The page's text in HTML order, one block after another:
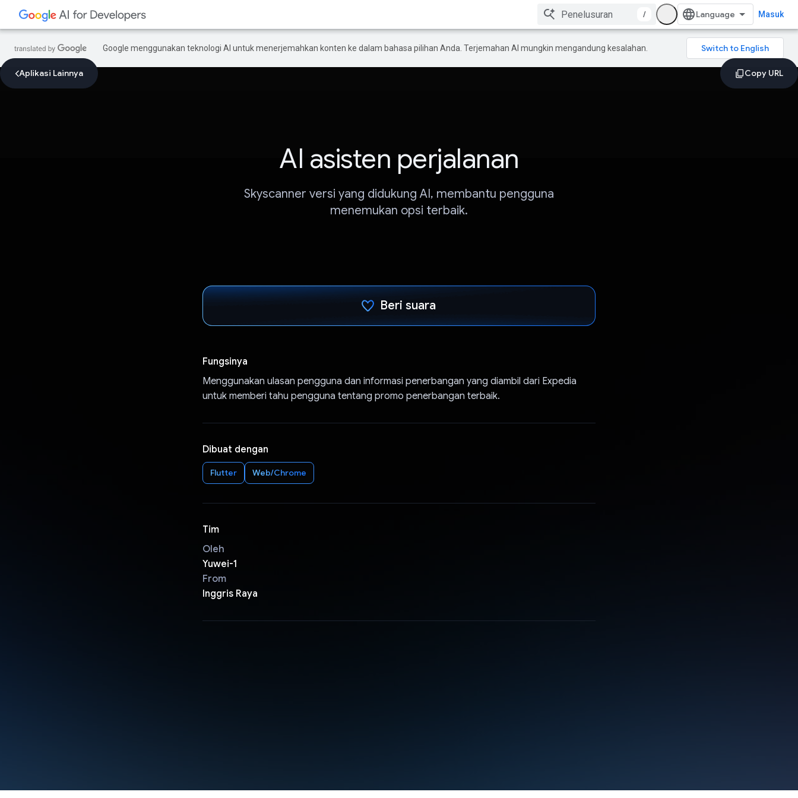
/ Masuk
Google menggunakan teknologi AI untuk menerjemahkan konten ke dalam bahasa pilihan Anda. Terjemahan AI mungkin mengandung kesalahan.
Aplikasi Lainnya
AI asisten perjalanan
Skyscanner versi yang didukung AI, membantu pengguna
menemukan opsi terbaik.
Beri suara
Fungsinya
Menggunakan ulasan pengguna dan informasi penerbangan yang diambil dari Expedia
untuk memberi tahu pengguna tentang promo penerbangan terbaik.
Dibuat dengan
Flutter Web/Chrome
Tim
Oleh
Yuwei-1
From
Inggris Raya